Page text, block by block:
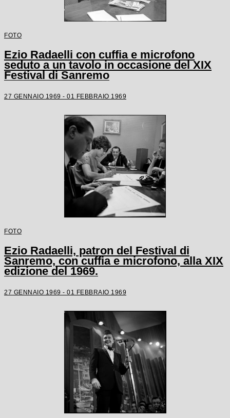
FOTO
Ezio Radaelli con cuffia e microfono
seduto a un tavolo in occasione del XIX
Festival di Sanremo
27 GENNAIO 1969 - 01 FEBBRAIO 1969
FOTO
Ezio Radaelli, patron del Festival di
Sanremo, con cuffia e microfono, alla XIX
edizione del 1969.
27 GENNAIO 1969 - 01 FEBBRAIO 1969